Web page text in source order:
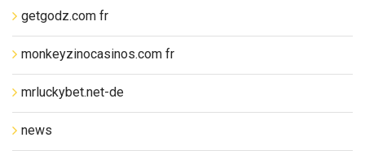
getgodz.com fr
monkeyzinocasinos.com fr
mrluckybet.net-de
news